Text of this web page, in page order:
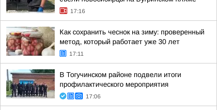
17:16
Как сохранить чеснок на зиму: проверенный
метод, который работает уже 30 лет
17:11
В Тогучинском районе подвели итоги
профилактического мероприятия
17:06